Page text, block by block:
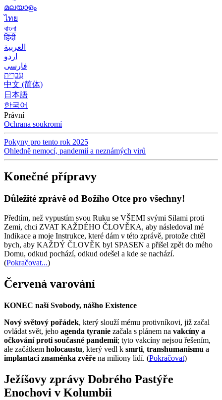
മലയാളം
ไทย
বাংলা
हिंदी
العربية
اردو
فارسی
עִברִית
中文 (简体)
日本語
한국어
Právní
Ochrana soukromí
Pokyny pro tento rok 2025
Ohledně nemocí, pandemií a neznámých virů
Konečné přípravy
Důležité zprávě od Božího Otce pro všechny!
Předtím, než vypustím svou Ruku se VŠEMI svými Silami proti
Zemi, chci ZVAT KAŽDÉHO ČLOVĚKA, aby následoval mé
Indikace a moje Instrukce, které dám v této zprávě, protože chtěl
bych, aby KAŽDÝ ČLOVĚK byl SPASEN a přišel zpět do mého
Domu, odkud pochází, odkud odešel a kde se nachází.
(Pokračovat...)
Červená varování
KONEC naší Svobody, nášho Existence
Nový světový pořádek, který slouží mému protivníkovi, již začal
ovládat svět, jeho agenda tyranie začala s plánem na vakcíny a
očkování proti současné pandemii; tyto vakcíny nejsou řešením,
ale začátkem holocaustu, který vedl k smrti, transhumanismu a
implantaci znaménka zvěře na miliony lidí. (Pokračovat)
Ježíšovy zprávy Dobrého Pastýře
Enochovi v Kolumbii